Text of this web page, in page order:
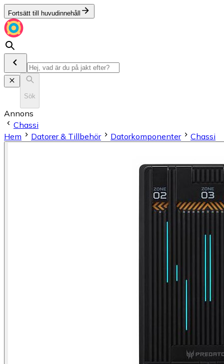
Fortsätt till huvudinnehåll
Sök
Annons
Chassi
Hem
Datorer & Tillbehör Datorkomponenter Chassi